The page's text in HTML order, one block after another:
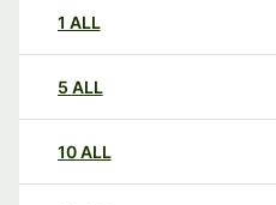
1 ALL
5 ALL
10ALL